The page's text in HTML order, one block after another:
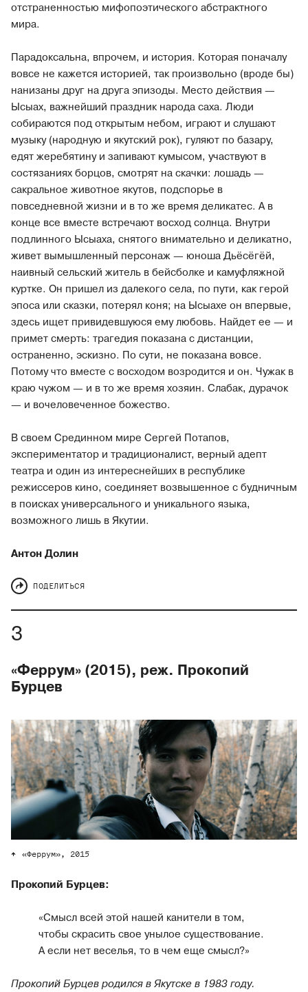
отстраненностью мифопоэтического абстрактного
мира.
Парадоксальна, впрочем, и история. Которая поначалу
вовсе не кажется историей, так произвольно (вроде бы)
нанизаны друг на друга эпизоды. Место действия —
Ысыах, важнейший праздник народа саха. Люди
собираются под открытым небом, играют и слушают
музыку (народную и якутский рок), гуляют по базару,
едят жеребятину и запивают кумысом, участвуют в
состязаниях борцов, смотрят на скачки: лошадь —
сакральное животное якутов, подспорье в
повседневной жизни и в то же время деликатес. А в
конце все вместе встречают восход солнца. Внутри
подлинного Ысыаха, снятого внимательно и деликатно,
живет вымышленный персонаж — юноша Дьёсёгёй,
наивный сельский житель в бейсболке и камуфляжной
куртке. Он пришел из далекого села, по пути, как герой
эпоса или сказки, потерял коня; на Ысыахе он впервые,
здесь ищет привидевшуюся ему любовь. Найдет ее — и
примет смерть: трагедия показана с дистанции,
остраненно, эскизно. По сути, не показана вовсе.
Потому что вместе с восходом возродится и он. Чужак в
краю чужом — и в то же время хозяин. Слабак, дурачок
— и вочеловеченное божество.
В своем Срединном мире Сергей Потапов,
экспериментатор и традиционалист, верный адепт
театра и один из интереснейших в республике
режиссеров кино, соединяет возвышенное с будничным
в поисках универсального и уникального языка,
возможного лишь в Якутии.
Антон Долин
ПОДЕЛИТЬСЯ
«Феррум» (2015), реж. Прокопий
Бурцев
«Феррум», 2015
Прокопий Бурцев:
«Смысл всей этой нашей канители в том,
чтобы скрасить свое унылое существование.
А если нет веселья, то в чем еще смысл?»
Прокопий Бурцев родился в Якутске в 1983 году.